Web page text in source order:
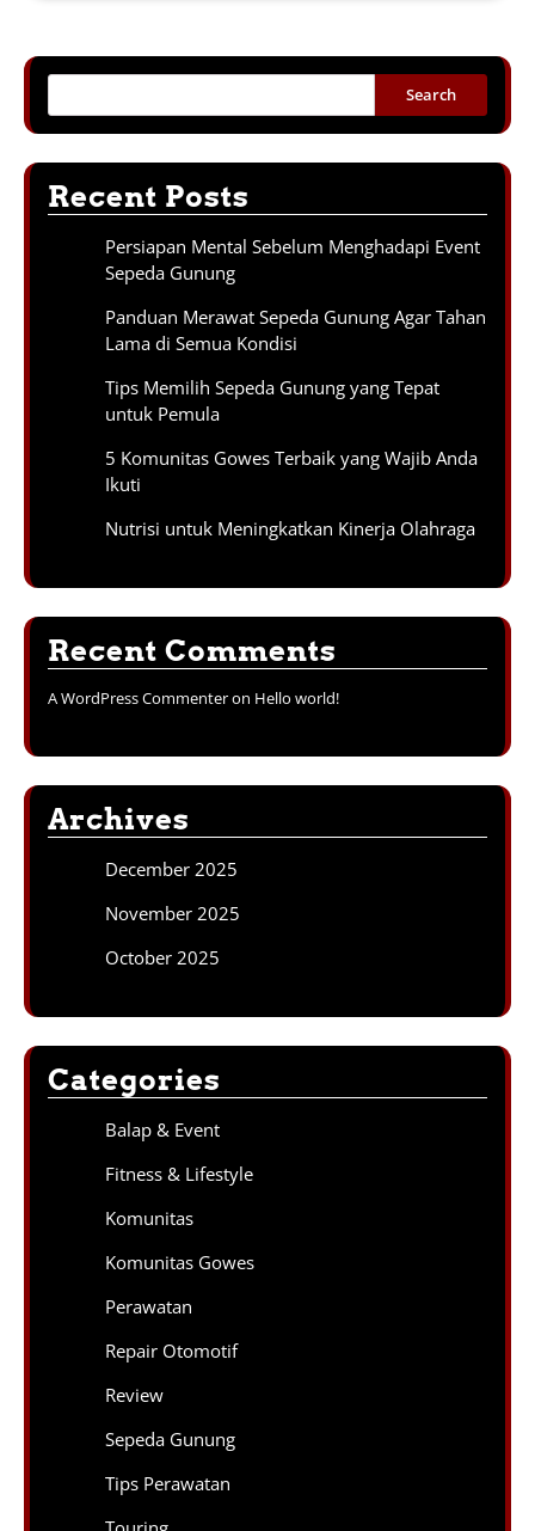
Search
Recent Posts
Persiapan Mental Sebelum Menghadapi Event
Sepeda Gunung
Panduan Merawat Sepeda Gunung Agar Tahan
Lama di Semua Kondisi
Tips Memilih Sepeda Gunung yang Tepat
untuk Pemula
5 Komunitas Gowes Terbaik yang Wajib Anda
Ikuti
Nutrisi untuk Meningkatkan Kinerja Olahraga
Recent Comments
A WordPress Commenteron Hello world!
Archives
December 2025
November 2025
October 2025
Categories
Balap & Event
Fitness & Lifestyle
Komunitas
Komunitas Gowes
Perawatan
Repair Otomotif
Review
Sepeda Gunung
Tips Perawatan